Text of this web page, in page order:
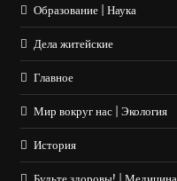
Образование | Наука
Дела житейские
Главное
Мир вокруг нас | Экология
История